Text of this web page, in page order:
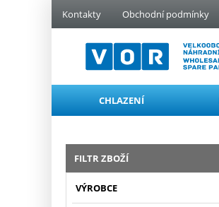
Kontakty Obchodní podmínky
CHLAZENÍ
FILTR ZBOŽÍ
VÝROBCE